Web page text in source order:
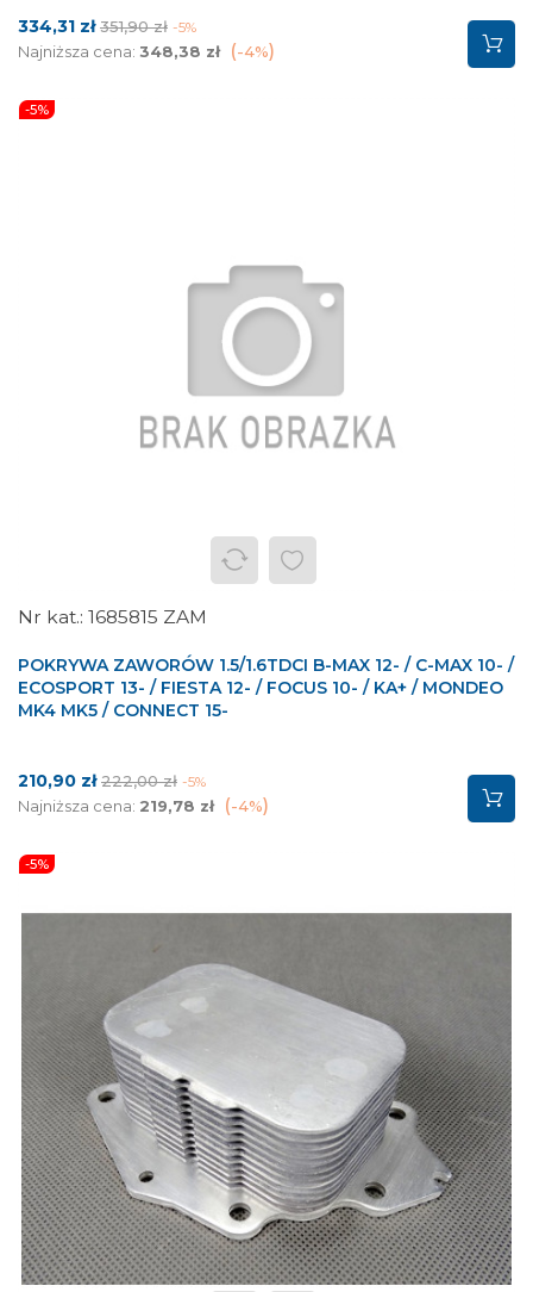
Cena
334,31 zł Cena
podstawowa
351,90 zł -5%
Najniższa cena: 348,38 zł -4%
-5%
1685815 ZAM
POKRYWA ZAWORÓW 1.5/1.6TDCI B-MAX 12- / C-MAX 10- /
ECOSPORT 13- / FIESTA 12- / FOCUS 10- / KA+ / MONDEO
MK4 MK5 / CONNECT 15-
Cena
210,90 zł Cena
podstawowa
222,00 zł -5%
Najniższa cena: 219,78 zł -4%
-5%